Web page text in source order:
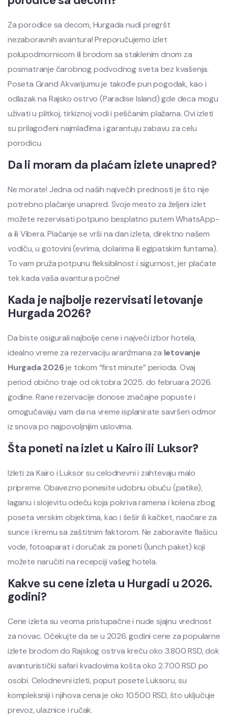
Za porodice sa decom, Hurgada nudi pregršt
nezaboravnih avantura! Preporučujemo izlet
polupodmornicom ili brodom sa staklenim dnom za
posmatranje čarobnog podvodnog sveta bez kvašenja.
Poseta Grand Akvarijumu je takođe pun pogodak, kao i
odlazak na Rajsko ostrvo (Paradise Island) gde deca mogu
uživati u plitkoj, tirkiznoj vodi i peščanim plažama. Ovi izleti
su prilagođeni najmlađima i garantuju zabavu za celu
porodicu.
Da li moram da plaćam izlete unapred?
Ne morate! Jedna od naših najvećih prednosti je što nije
potrebno plaćanje unapred. Svoje mesto za željeni izlet
možete rezervisati potpuno besplatno putem WhatsApp-
a ili Vibera. Plaćanje se vrši na dan izleta, direktno našem
vodiču, u gotovini (evrima, dolarima ili egipatskim funtama).
To vam pruža potpunu fleksibilnost i sigurnost, jer plaćate
tek kada vaša avantura počne!
Kada je najbolje rezervisati letovanje
Hurgada 2026?
Da biste osigurali najbolje cene i najveći izbor hotela,
idealno vreme za rezervaciju aranžmana za letovanje
Hurgada 2026je tokom “first minute” perioda. Ovaj
period obično traje od oktobra 2025. do februara 2026.
godine. Rane rezervacije donose značajne popuste i
omogućavaju vam da na vreme isplanirate savršen odmor
iz snova po najpovoljnijim uslovima.
Šta poneti na izlet u Kairo ili Luksor?
Izleti za Kairo i Luksor su celodnevni i zahtevaju malo
pripreme. Obavezno ponesite udobnu obuću (patike),
laganu i slojevitu odeću koja pokriva ramena i kolena zbog
poseta verskim objektima, kao i šešir ili kačket, naočare za
sunce i kremu sa zaštitnim faktorom. Ne zaboravite flašicu
vode, fotoaparat i doručak za poneti (lunch paket) koji
možete naručiti na recepciji vašeg hotela.
Kakve su cene izleta u Hurgadi u 2026.
godini?
Cene izleta su veoma pristupačne i nude sjajnu vrednost
za novac. Očekujte da se u 2026. godini cene za popularne
izlete brodom do Rajskog ostrva kreću oko 3.800 RSD, dok
avanturistički safari kvadovima košta oko 2.700 RSD po
osobi. Celodnevni izleti, poput posete Luksoru, su
kompleksniji i njihova cena je oko 10.500 RSD, što uključuje
prevoz, ulaznice i ručak.